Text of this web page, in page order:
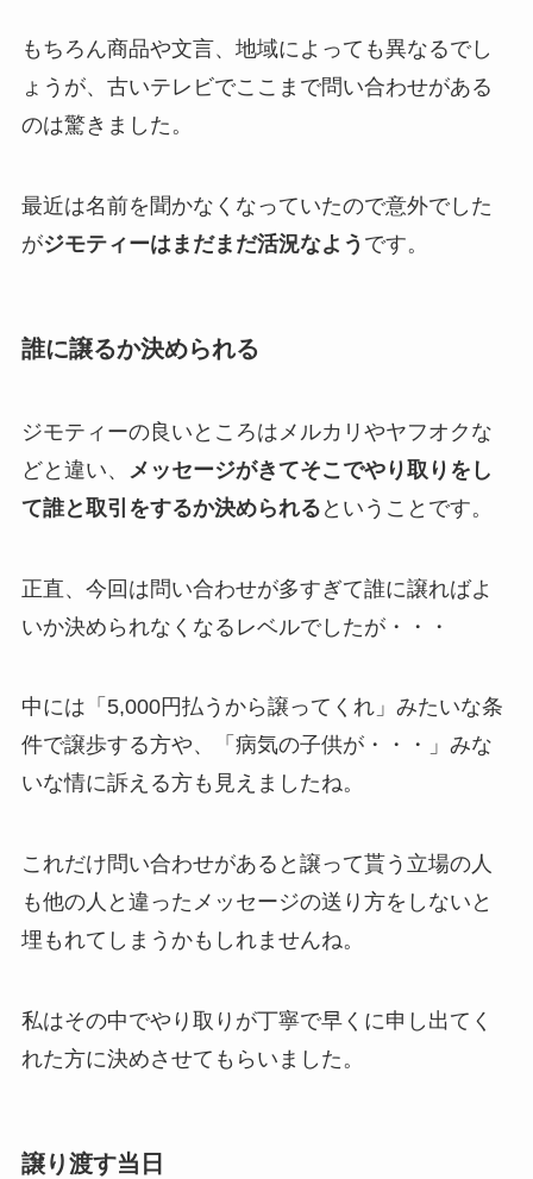
もちろん商品や文言、地域によっても異なるでし
ょうが、古いテレビでここまで問い合わせがある
のは驚きました。
最近は名前を聞かなくなっていたので意外でした
がジモティーはまだまだ活況なよう です。
誰に譲るか決められる
ジモティーの良いところはメルカリやヤフオクな
どと違い、
メッセージがきてそこでやり取りをし
て誰と取引をするか決められる ということです。
正直、今回は問い合わせが多すぎて誰に譲ればよ
いか決められなくなるレベルでしたが・・・
中には「5,000円払うから譲ってくれ」みたいな条
件で譲歩する方や、「病気の子供が・・・」みな
いな情に訴える方も見えましたね。
これだけ問い合わせがあると譲って貰う立場の人
も他の人と違ったメッセージの送り方をしないと
埋もれてしまうかもしれませんね。
私はその中でやり取りが丁寧で早くに申し出てく
れた方に決めさせてもらいました。
譲り渡す当日